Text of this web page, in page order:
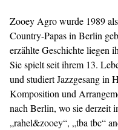
Zooey Agro wurde 1989
Country-Papas in Berlin
erzählte Geschichte liegen
Sie spielt seit ihrem 13.
und studiert Jazzgesang in
Komposition und
nach Berlin, wo sie derzeit
„rahel&zooey“, „tba tbc“